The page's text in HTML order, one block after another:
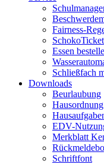
Fairness-
SchokoTicket
Essen
Schließfach
Downloads
Beurlaubung
Hausordnung
EDV-
Merkblatt
Schriftfont